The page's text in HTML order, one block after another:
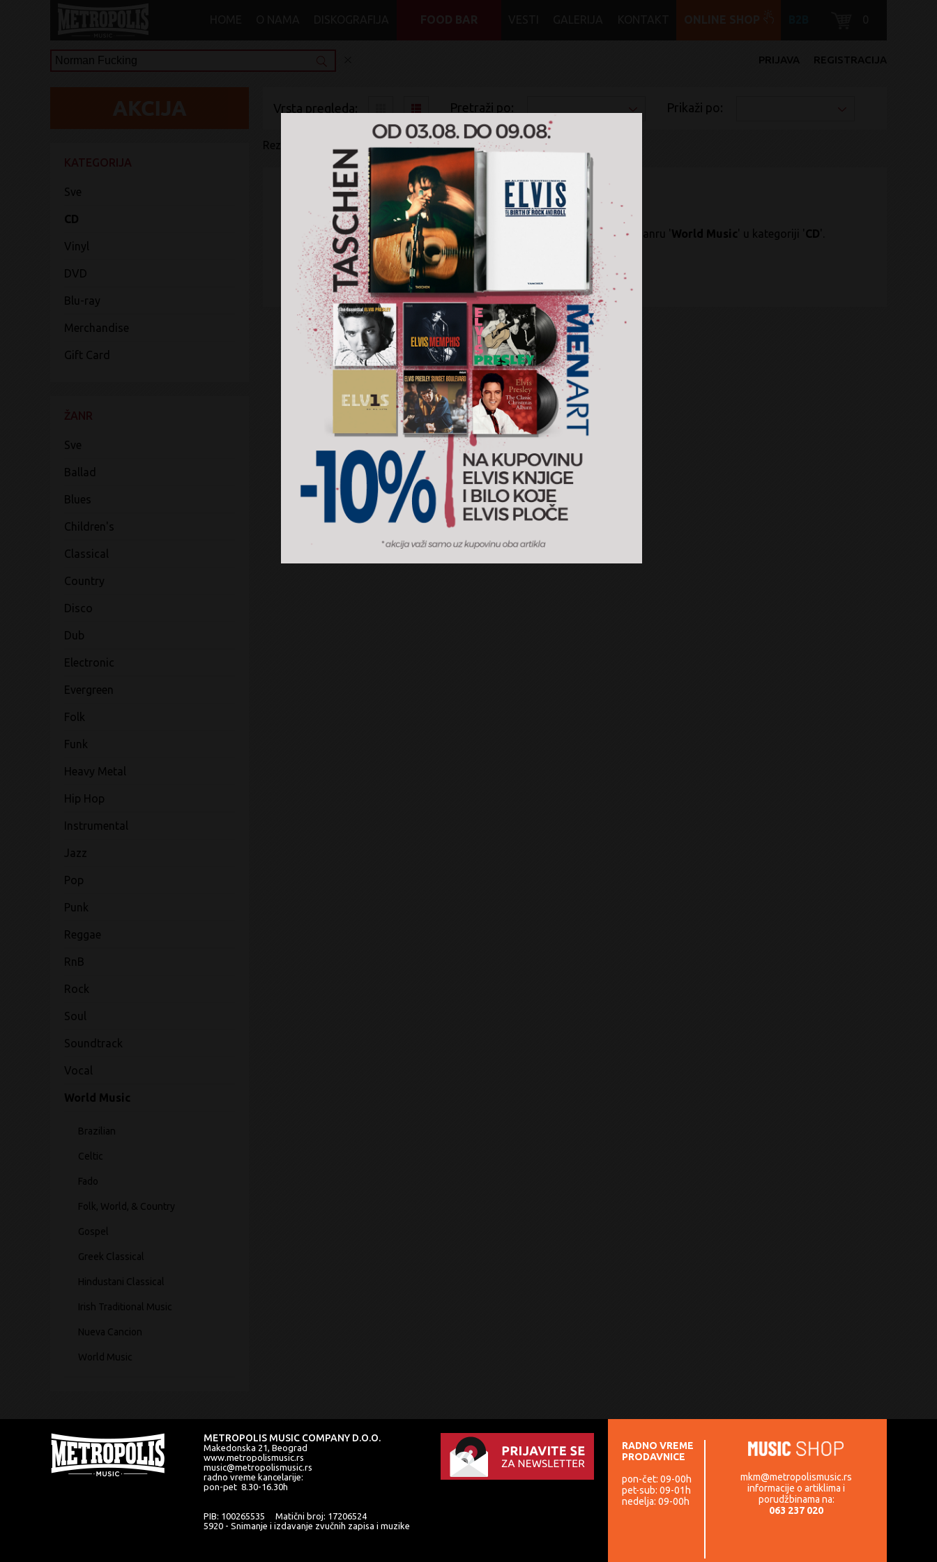
REGISTRACIJA
PRIJAVA
Sve
CD
Vinyl
DVD
Blu-ray
Merchandise
Gift Card
Sve
Ballad
Blues
Children's
Classical
Country
Disco
Dub
Electronic
Evergreen
Folk
Funk
Heavy Metal
Hip Hop
Instrumental
Jazz
Pop
Punk
Reggae
RnB
Rock
Soul
Soundtrack
Vocal
World Music
Brazilian
Celtic
Fado
Folk, World, & Country
Gospel
Greek Classical
Hindustani Classical
Irish Traditional Music
Nueva Cancion
World Music
Vrsta pregleda: Pretraži po: Prikaži po:
Rezultati pretrage: Norman Fucking World Music
Nije pronađen nijedan artikal za pretragu ' Norman Fucking ' u žanru 'World Music' u kategoriji 'CD'.
METROPOLIS MUSIC COMPANY D.O.O.
Makedonska 21, Beograd
www.metropolismusic.rs
music@metropolismusic.rs
radno vreme kancelarije:
pon-pet 8.30-16.30h
PIB: 100265535 Matični broj: 17206524
5920 - Snimanje i izdavanje zvučnih zapisa i muzike
RADNO VREME
PRODAVNICE
pon-čet: 09-00h
pet-sub: 09-01h
nedelja: 09-00h
mkm@metropolismusic.rs
informacije o artiklima i
porudžbinama na:
063 237 020